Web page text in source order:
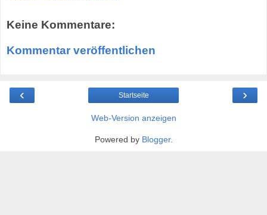
Keine Kommentare:
Kommentar veröffentlichen
‹ ›
Startseite
Web-Version anzeigen
Powered by Blogger.